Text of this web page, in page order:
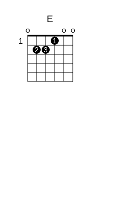
E
O O O
1
1
2
3